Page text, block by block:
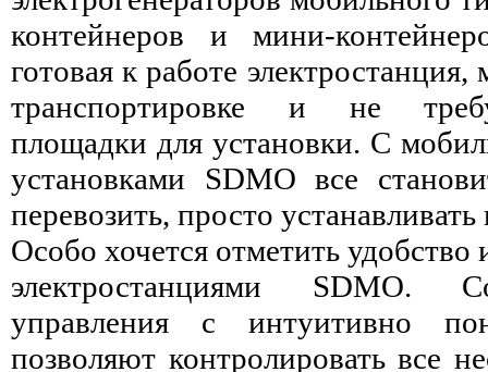
контейнеров и мини-
готовая к работе
транспортировке и не
площадки для установки. С
установками SDMO все
перевозить, просто
Особо хочется отметить удобство
электростанциями SDMO.
управления с интуитивно
позволяют контролировать все